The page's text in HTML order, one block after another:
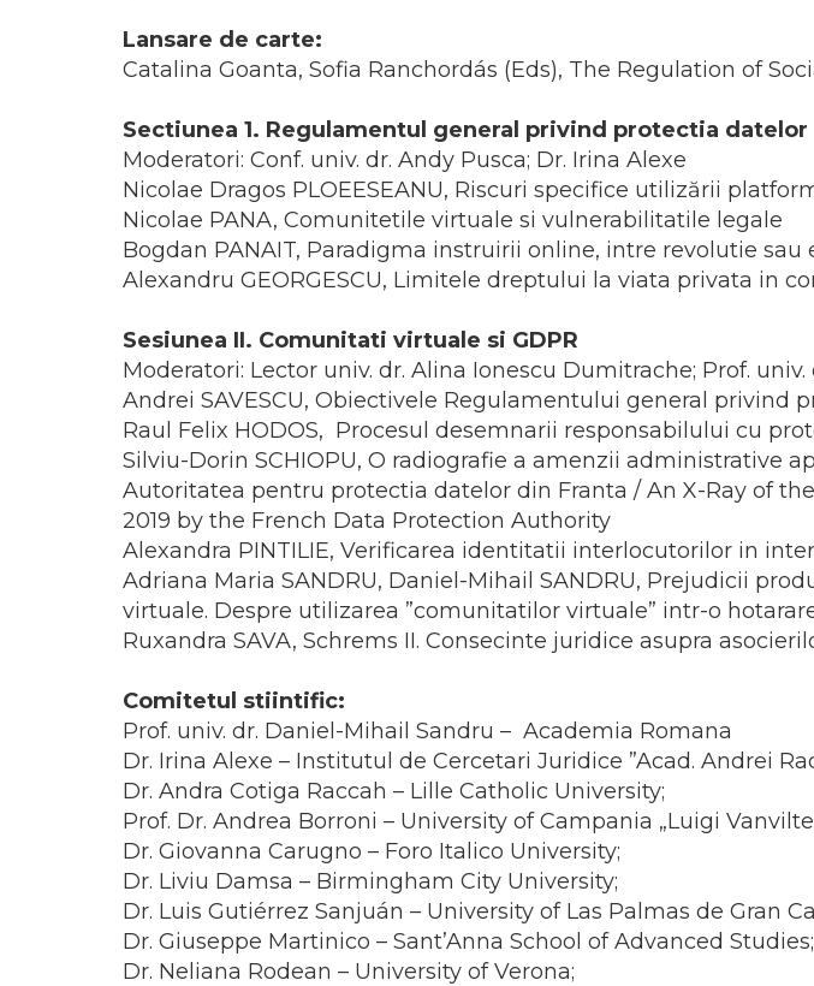
Lansare de carte:
Catalina Goanta, Sofia Ranchordás (Eds), The Regulation of
Sectiunea 1. Regulamentul general privind protectia datelor
Moderatori: Conf. univ. dr. Andy Pusca; Dr. Irina Alexe
Nicolae Dragos PLOEESEANU, Riscuri specifice utilizării
Nicolae PANA, Comunitetile virtuale si vulnerabilitatile legale
Bogdan PANAIT, Paradigma instruirii online, intre revolutie
Alexandru GEORGESCU, Limitele dreptului la viata privata in
Sesiunea II. Comunitati virtuale si GDPR
Moderatori: Lector univ. dr. Alina Ionescu Dumitrache; Prof.
Andrei SAVESCU, Obiectivele Regulamentului general privind
Raul Felix HODOS, Procesul desemnarii responsabilului cu
Silviu-Dorin SCHIOPU, O radiografie a amenzii administrative
Autoritatea pentru protectia datelor din Franta / An X-Ray of
2019 by the French Data Protection Authority
Alexandra PINTILIE, Verificarea identitatii interlocutorilor in
Adriana Maria SANDRU, Daniel-Mihail SANDRU, Prejudicii
virtuale. Despre utilizarea ”comunitatilor virtuale” intr-o
Ruxandra SAVA, Schrems II. Consecinte juridice asupra
Comitetul stiintific:
Prof. univ. dr. Daniel-Mihail Sandru – Academia Romana
Dr. Irina Alexe – Institutul de Cercetari Juridice ”Acad. Andrei
Dr. Andra Cotiga Raccah – Lille Catholic University;
Prof. Dr. Andrea Borroni – University of Campania „Luigi
Dr. Giovanna Carugno – Foro Italico University;
Dr. Liviu Damsa – Birmingham City University;
Dr. Luis Gutiérrez Sanjuán – University of Las Palmas de Gran
Dr. Giuseppe Martinico – Sant’Anna School of Advanced Studies;
Dr. Neliana Rodean – University of Verona;